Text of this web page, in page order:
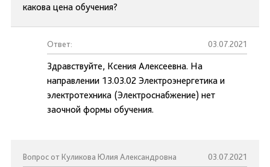
какова цена обучения?
Ответ: 03.07.2021
Здравствуйте, Ксения Алексеевна. На
направлении 13.03.02 Электроэнергетика и
электротехника (Электроснабжение) нет
заочной формы обучения.
Вопрос от Куликова Юлия Александровна 03.07.2021